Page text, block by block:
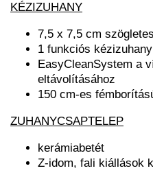
KÉZIZUHANY
7,5 x 7,5 cm
1 funkciós kézizuhany
EasyCleanSystem a
eltávolításához
150 cm-es
ZUHANYCSAPTELEP
kerámiabetét
Z-idom, fali kiállások